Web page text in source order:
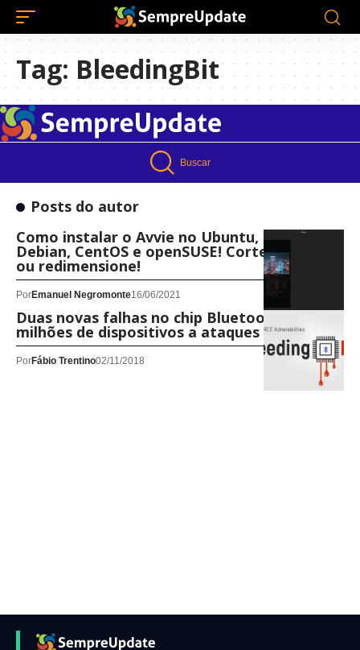
Tag: BleedingBit
Buscar
Posts do autor
Como instalar o Avvie no Ubuntu, Fedora,
Debian, CentOS e openSUSE! Corte imagens
ou redimensione!
PorEmanuel Negromonte16/06/2021
Duas novas falhas no chip Bluetooth expõe
milhões de dispositivos a ataques remotos.
PorFábio Trentino02/11/2018